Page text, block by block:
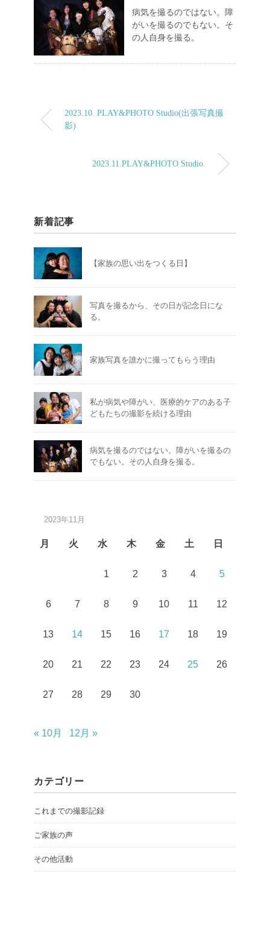
病気を撮るのではない。障
がいを撮るのでもない。そ
の人自身を撮る。
2023.10. PLAY&PHOTO Studio(出張写真撮
影)
2023.11.PLAY&PHOTO Studio.
新着記事
【家族の思い出をつくる日】
写真を撮るから、その日が記念日にな
る。
家族写真を誰かに撮ってもらう理由
私が病気や障がい、医療的ケアのある子
どもたちの撮影を続ける理由
病気を撮るのではない。障がいを撮るの
でもない。その人自身を撮る。
2023年11月
月 火 水 木 金 土 日
1 2 3 4 5
6 7 8 9 10 11 12
13 14 15 16 17 18 19
20 21 22 23 24 25 26
27 28 29 30
« 10月 12月 »
カテゴリー
これまでの撮影記録
ご家族の声
その他活動